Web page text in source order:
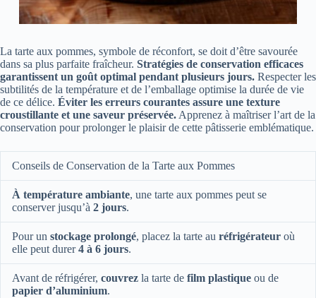
La tarte aux pommes, symbole de réconfort, se doit d’être savourée
dans sa plus parfaite fraîcheur. Stratégies de conservation efficaces
garantissent un goût optimal pendant plusieurs jours. Respecter les
subtilités de la température et de l’emballage optimise la durée de vie
de ce délice. Éviter les erreurs courantes assure une texture
croustillante et une saveur préservée. Apprenez à maîtriser l’art de la
conservation pour prolonger le plaisir de cette pâtisserie emblématique.
Conseils de Conservation de la Tarte aux Pommes
À température ambiante, une tarte aux pommes peut se
conserver jusqu’à 2 jours.
Pour un stockage prolongé, placez la tarte au réfrigérateur où
elle peut durer4 à 6 jours.
Avant de réfrigérer, couvrez la tarte de film plastique ou de
papier d’aluminium.